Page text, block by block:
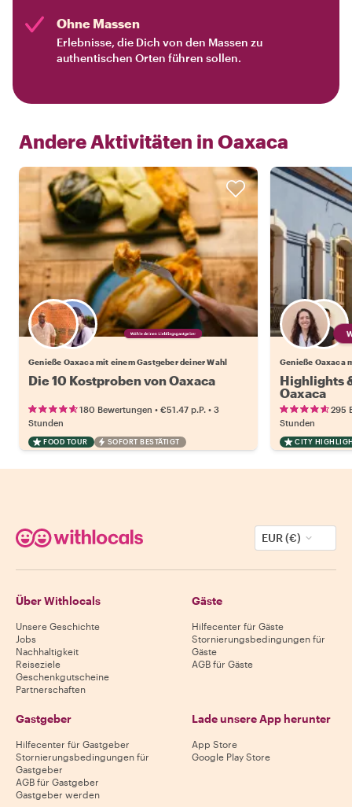
Ohne Massen
Erlebnisse, die Dich von den Massen zu
authentischen Orten führen sollen.
Andere Aktivitäten in Oaxaca
Wähle deinen Lieblingsgastgeber
Genieße Oaxaca mit einem Gastgeber deiner Wahl
Die 10 Kostproben von Oaxaca
180 Bewertungen • €51.47 p.P. • 3
Stunden
FOOD TOUR SOFORT BESTÄTIGT
Genieße Oaxaca
Highlights
Oaxaca
295
Stunden
CITY
EUR (€)
Über Withlocals
Unsere Geschichte
Jobs
Nachhaltigkeit
Reiseziele
Geschenkgutscheine
Partnerschaften
Gäste
Hilfecenter für Gäste
Stornierungsbedingungen für
Gäste
AGB für Gäste
Gastgeber
Hilfecenter für Gastgeber
Stornierungsbedingungen für
Gastgeber
AGB für Gastgeber
Gastgeber werden
Lade unsere App herunter
App Store
Google Play Store